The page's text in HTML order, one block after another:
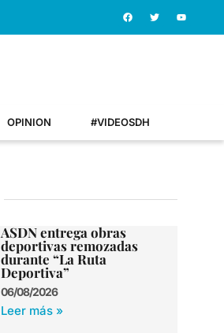
OPINION #VIDEOSDH
ASDN entrega obras
deportivas remozadas
durante “La Ruta
Deportiva”
06/08/2026
Leer más »